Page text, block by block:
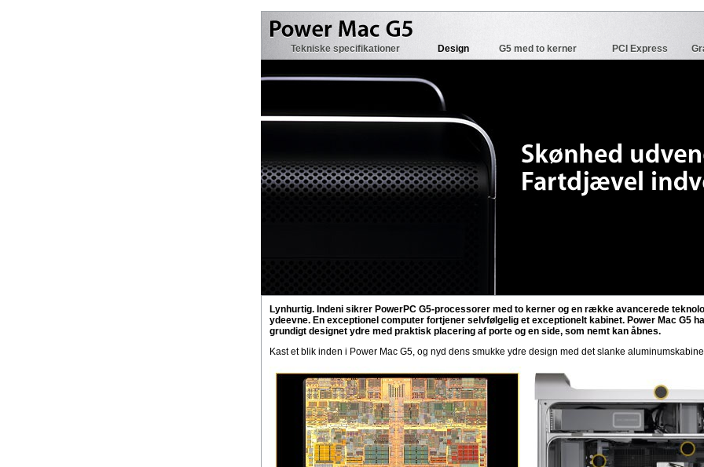
Tekniske specifikationer Design G5 med to kerner PCI Express
Lynhurtig. Indeni sikrer PowerPC G5-processorer med to kerner og en række avancerede
ydeevne. En exceptionel computer fortjener selvfølgelig et exceptionelt kabinet. Power Mac G5
grundigt designet ydre med praktisk placering af porte og en side, som nemt kan åbnes.
Kast et blik inden i Power Mac G5, og nyd dens smukke ydre design med det slanke